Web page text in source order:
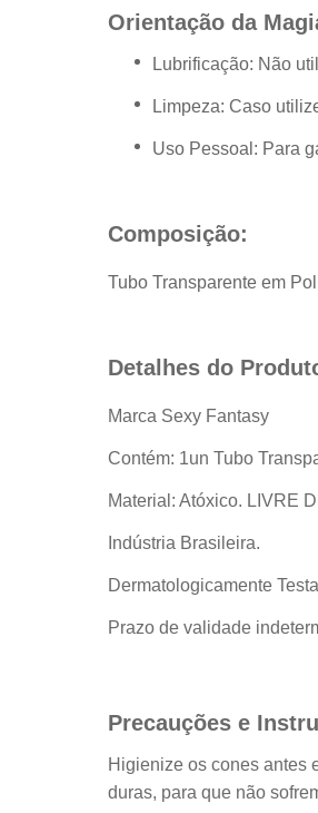
Orientação da
Lubrificação: Não
Limpeza: Caso
Uso Pessoal: Para
Composição:
Tubo Transparente em
Detalhes do
Marca Sexy Fantasy
Contém: 1un Tubo
Material: Atóxico. LIVRE
Indústria Brasileira.
Dermatologicamente
Prazo de validade
Precauções e
Higienize os cones antes
duras, para que não